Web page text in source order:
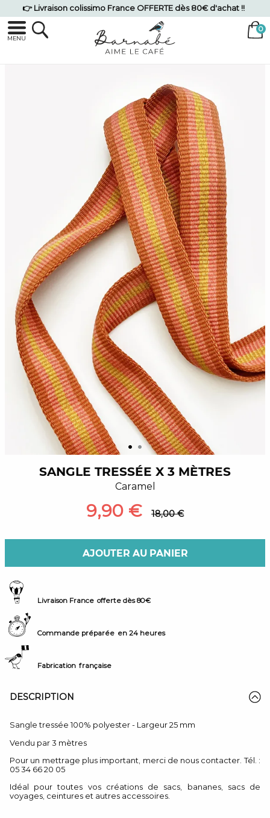
👉 Livraison colissimo France OFFERTE dès 80€ d'achat !!
MENU
SANGLE TRESSÉE X 3 MÈTRES
Caramel
9,90 € 18,00 €
AJOUTER AU PANIER
Livraison France offerte dès 80€
Commande préparée en 24 heures
Fabrication française
DESCRIPTION
Sangle tressée 100% polyester - Largeur 25 mm
Vendu par 3 mètres
Pour un mettrage plus important, merci de nous contacter. Tél. :
05 34 66 20 05
Idéal pour toutes vos créations de sacs, bananes, sacs de
voyages, ceintures et autres accessoires.